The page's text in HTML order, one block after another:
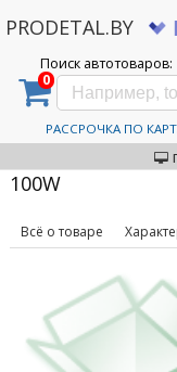
PRODETAL.BY
Поиск автотоваров:
0
РАССРОЧКА ПО
Дискаунтер автозапчастей
Tyres > Character Ultra 245/45R18
Автошины Ikon
Character Ultra
100W
Всё о товаре